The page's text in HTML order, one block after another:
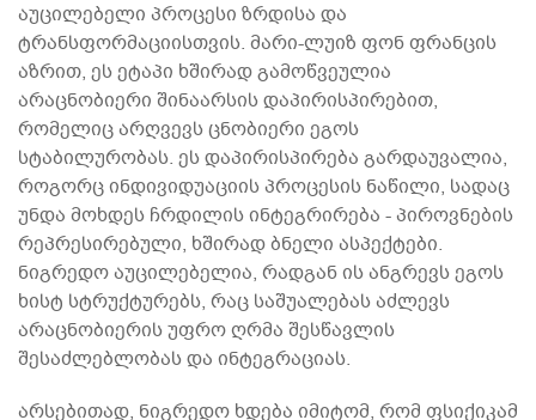
აუცილებელი პროცესი ზრდისა და
ტრანსფორმაციისთვის. მარი-ლუიზ ფონ ფრანცის
აზრით, ეს ეტაპი ხშირად გამოწვეულია
არაცნობიერი შინაარსის დაპირისპირებით,
რომელიც არღვევს ცნობიერი ეგოს
სტაბილურობას. ეს დაპირისპირება გარდაუვალია,
როგორც ინდივიდუაციის პროცესის ნაწილი, სადაც
უნდა მოხდეს ჩრდილის ინტეგრირება - პიროვნების
რეპრესირებული, ხშირად ბნელი ასპექტები.
ნიგრედო აუცილებელია, რადგან ის ანგრევს ეგოს
ხისტ სტრუქტურებს, რაც საშუალებას აძლევს
არაცნობიერის უფრო ღრმა შესწავლის
შესაძლებლობას და ინტეგრაციას.
არსებითად, ნიგრედო ხდება იმიტომ, რომ ფსიქიკამ